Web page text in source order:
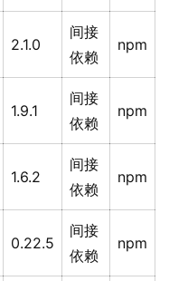
2.1.0
间接
依赖
npm
1.9.1
间接
依赖
npm
1.6.2
间接
依赖
npm
0.22.5
间接
依赖
npm